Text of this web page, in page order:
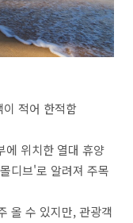
적어 한적함
에 위치한 열대 휴양
디브'로 알려져 주목
올 수 있지만, 관광객